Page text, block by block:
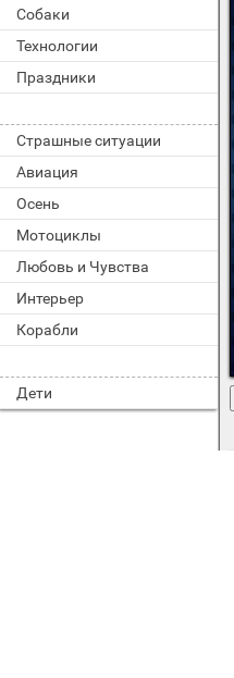
Собаки
Технологии
Праздники
Страшные ситуации
Авиация
Осень
Мотоциклы
Любовь и Чувства
Интерьер
Корабли
Дети